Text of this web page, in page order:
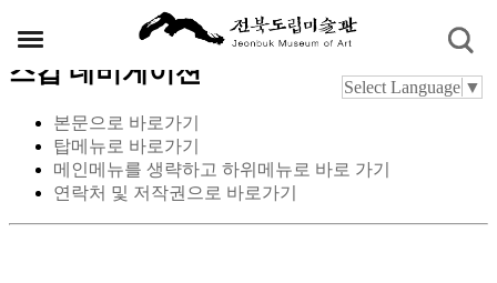
스킵 네비게이션
본문으로 바로가기
탑메뉴로 바로가기
메인메뉴를 생략하고 하위메뉴로 바로 가기
연락처 및 저작권으로 바로가기
Select Language ▼